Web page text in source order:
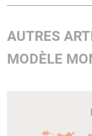
AUTRES
MODÈLE